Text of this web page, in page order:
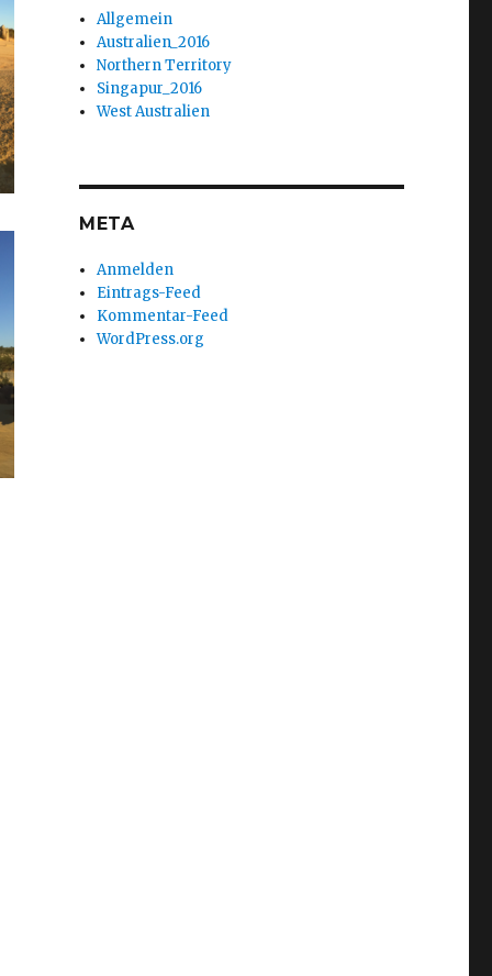
Allgemein
Australien_2016
Northern Territory
Singapur_2016
West Australien
META
Anmelden
Eintrags-Feed
Kommentar-Feed
WordPress.org